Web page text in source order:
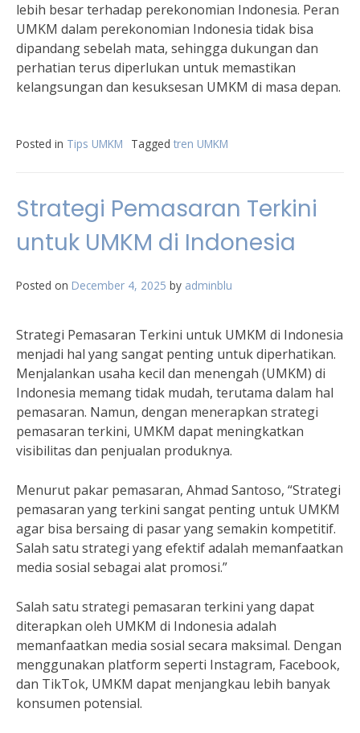
lebih besar terhadap perekonomian Indonesia. Peran
UMKM dalam perekonomian Indonesia tidak bisa
dipandang sebelah mata, sehingga dukungan dan
perhatian terus diperlukan untuk memastikan
kelangsungan dan kesuksesan UMKM di masa depan.
Posted in Tips UMKM Tagged tren UMKM
Strategi Pemasaran Terkini
untuk UMKM di Indonesia
Posted on December 4, 2025 by adminblu
Strategi Pemasaran Terkini untuk UMKM di Indonesia
menjadi hal yang sangat penting untuk diperhatikan.
Menjalankan usaha kecil dan menengah (UMKM) di
Indonesia memang tidak mudah, terutama dalam hal
pemasaran. Namun, dengan menerapkan strategi
pemasaran terkini, UMKM dapat meningkatkan
visibilitas dan penjualan produknya.
Menurut pakar pemasaran, Ahmad Santoso, “Strategi
pemasaran yang terkini sangat penting untuk UMKM
agar bisa bersaing di pasar yang semakin kompetitif.
Salah satu strategi yang efektif adalah memanfaatkan
media sosial sebagai alat promosi.”
Salah satu strategi pemasaran terkini yang dapat
diterapkan oleh UMKM di Indonesia adalah
memanfaatkan media sosial secara maksimal. Dengan
menggunakan platform seperti Instagram, Facebook,
dan TikTok, UMKM dapat menjangkau lebih banyak
konsumen potensial.